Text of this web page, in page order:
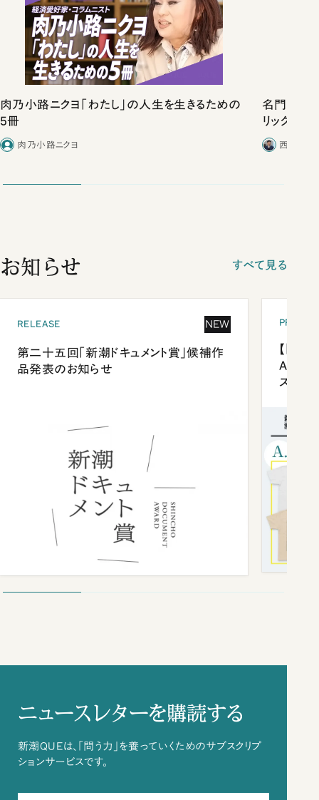
肉乃小路ニクヨ「わたし」の人生を生きるための
5冊
肉乃小路ニクヨ
名門塾「
リック」
敗”だった
西田浩史
お知らせ すべて見る
RELEASE NEW
第二十五回「新潮ドキュメント賞」候補作
品発表のお知らせ
【「新
ズプレ
ニュースレターを購読する
新潮QUEは、「問う力」を養っていくためのサブスクリプ
ションサービスです。